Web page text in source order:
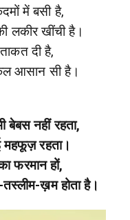
में बसी है,
लकीर खींची है।
दी है,
आसान सी है।
बेबस नहीं रहता,
महफूज़ रहता।
फरमान हों,
ख़म होता है।